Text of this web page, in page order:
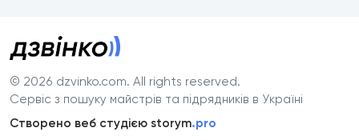
© 2026 dzvinko.com. All rights reserved.
Сервіс з пошуку майстрів та підрядників в Україні
Створено веб студією storym.pro